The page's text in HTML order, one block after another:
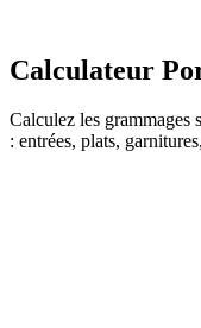
Calculateur
Calculez les grammages
: entrées, plats,